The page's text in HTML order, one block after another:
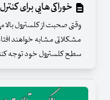
خوراکی‌هایی برای
وقتی صحبت از کلسترول بالا
مشکلاتی مشابه خواهند
سطح کلسترول خود توجه